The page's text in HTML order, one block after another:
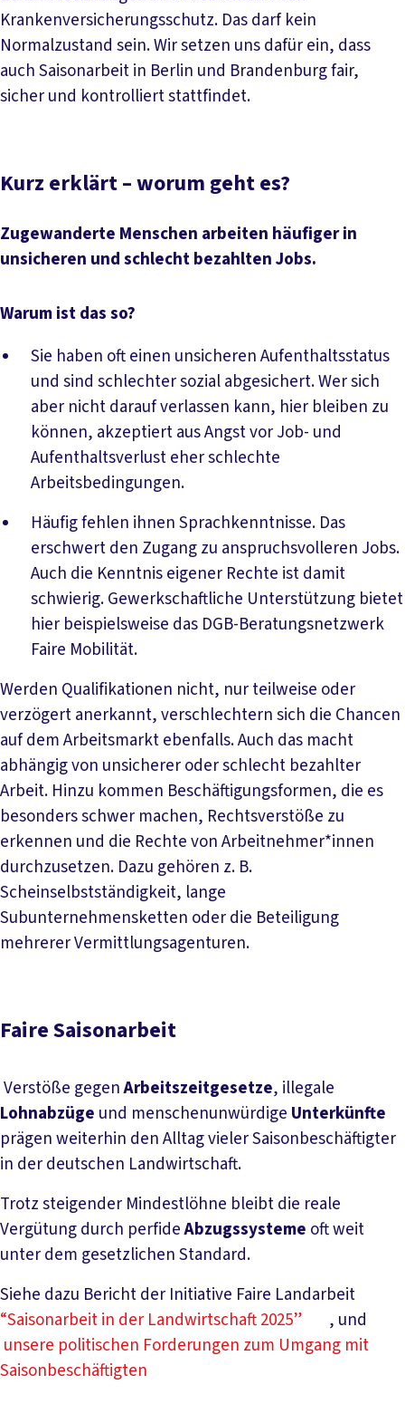
Krankenversicherungsschutz. Das darf kein
Normalzustand sein. Wir setzen uns dafür ein, dass
auch Saisonarbeit in Berlin und Brandenburg fair,
sicher und kontrolliert stattfindet.
Kurz erklärt – worum geht es?
Zugewanderte Menschen arbeiten häufiger in
unsicheren und schlecht bezahlten Jobs.
Warum ist das so?
Sie haben oft einen unsicheren Aufenthaltsstatus
und sind schlechter sozial abgesichert. Wer sich
aber nicht darauf verlassen kann, hier bleiben zu
können, akzeptiert aus Angst vor Job- und
Aufenthaltsverlust eher schlechte
Arbeitsbedingungen.
Häufig fehlen ihnen Sprachkenntnisse. Das
erschwert den Zugang zu anspruchsvolleren Jobs.
Auch die Kenntnis eigener Rechte ist damit
schwierig. Gewerkschaftliche Unterstützung bietet
hier beispielsweise das DGB-Beratungsnetzwerk
Faire Mobilität.
Werden Qualifikationen nicht, nur teilweise oder
verzögert anerkannt, verschlechtern sich die Chancen
auf dem Arbeitsmarkt ebenfalls. Auch das macht
abhängig von unsicherer oder schlecht bezahlter
Arbeit. Hinzu kommen Beschäftigungsformen, die es
besonders schwer machen, Rechtsverstöße zu
erkennen und die Rechte von Arbeitnehmer*innen
durchzusetzen. Dazu gehören z. B.
Scheinselbstständigkeit, lange
Subunternehmensketten oder die Beteiligung
mehrerer Vermittlungsagenturen.
Faire Saisonarbeit
Verstöße gegenArbeitszeitgesetze, illegale
Lohnabzüge und menschenunwürdige Unterkünfte
prägen weiterhin den Alltag vieler Saisonbeschäftigter
in der deutschen Landwirtschaft.
Trotz steigender Mindestlöhne bleibt die reale
Vergütung durch perfideAbzugssysteme oft weit
unter dem gesetzlichen Standard.
Siehe dazu Bericht der Initiative Faire Landarbeit
“Saisonarbeit in der Landwirtschaft 2025”
, und
unsere politischen Forderungen zum Umgang mit
Saisonbeschäftigten